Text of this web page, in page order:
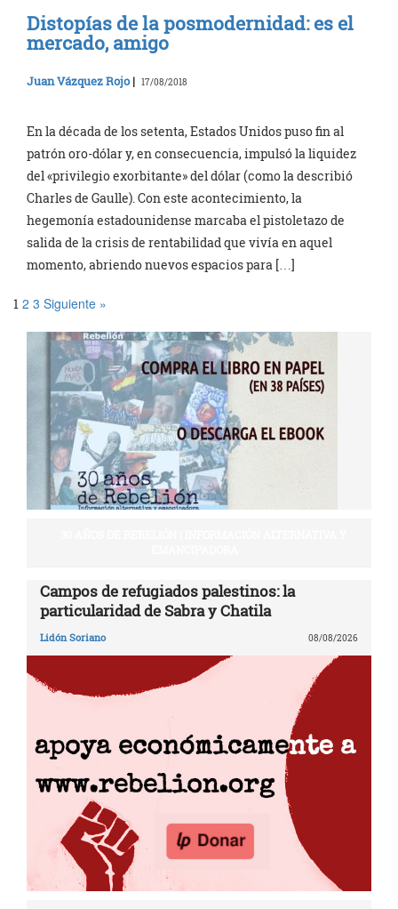
Distopías de la posmodernidad: es el
mercado, amigo
Juan Vázquez Rojo| 17/08/2018
En la década de los setenta, Estados Unidos puso fin al
patrón oro-dólar y, en consecuencia, impulsó la liquidez
del «privilegio exorbitante» del dólar (como la describió
Charles de Gaulle). Con este acontecimiento, la
hegemonía estadounidense marcaba el pistoletazo de
salida de la crisis de rentabilidad que vivía en aquel
momento, abriendo nuevos espacios para […]
1 2 3 Siguiente »
Campos de refugiados palestinos: la
particularidad de Sabra y Chatila
Lidón Soriano 08/08/2026